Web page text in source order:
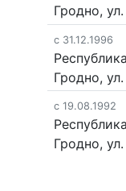
Гродно,
c 31.12.1996
Гродно,
c 19.08.1992
Гродно,